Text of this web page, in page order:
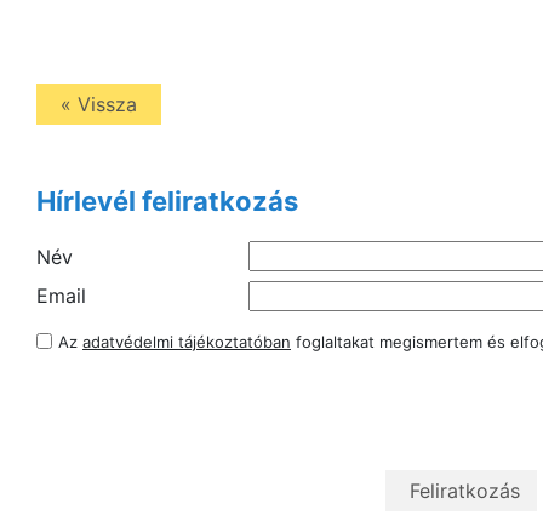
« Vissza
Hírlevél feliratkozás
Név
Email
Az adatvédelmi tájékoztatóban foglaltakat megismertem és